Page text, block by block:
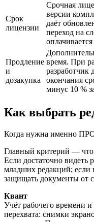
Срок
лицензии
Срочная
версии
даёт
переход на
Продление
и
дозакупка
время. При
разработчик
окончания
минус 10 %
Как выбрать
Когда нужна именно
Главный критерий —
Если достаточно видеть
младших редакций; если
защищать документы от
Квант
Учёт рабочего времени
перехвата: снимки